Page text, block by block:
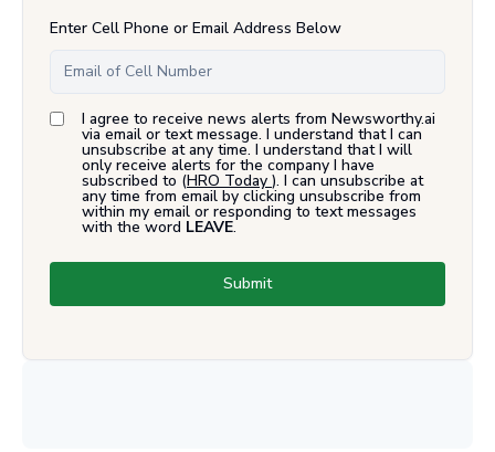
Enter Cell Phone or Email Address Below
I agree to receive news alerts from Newsworthy.ai
via email or text message. I understand that I can
unsubscribe at any time. I understand that I will
only receive alerts for the company I have
subscribed to (HRO Today ). I can unsubscribe at
any time from email by clicking unsubscribe from
within my email or responding to text messages
with the word LEAVE.
Submit